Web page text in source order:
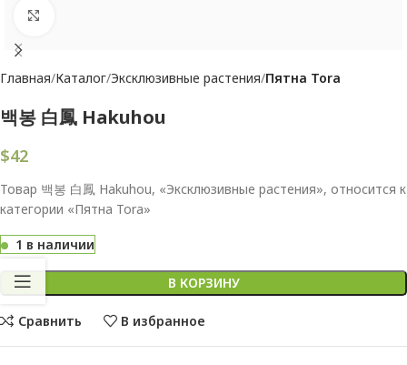
Главная Каталог Эксклюзивные растения Пятна Tora
백봉 白鳳 Hakuhou
$42
Товар 백봉 白鳳 Hakuhou, «Эксклюзивные растения», относится к
категории «Пятна Tora»
1 в наличии
В КОРЗИНУ
Сравнить В избранное